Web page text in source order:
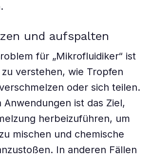
und aufspalten
für „Mikrofluidiker“ ist
verstehen, wie Tropfen
oder sich teilen.
Anwendungen ist das Ziel,
herbeizuführen, um
mischen und chemische
In anderen Fällen